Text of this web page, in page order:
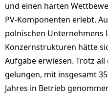
und einen harten
PV-Komponenten erlebt.
polnischen Unternehmens
Konzernstrukturen hätte
Aufgabe erwiesen. Trotz
gelungen, mit insgesamt
Jahres in Betrieb